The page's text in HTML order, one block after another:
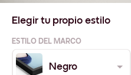
Elegir tu propio estilo
ESTILO DEL MARCO
Negro